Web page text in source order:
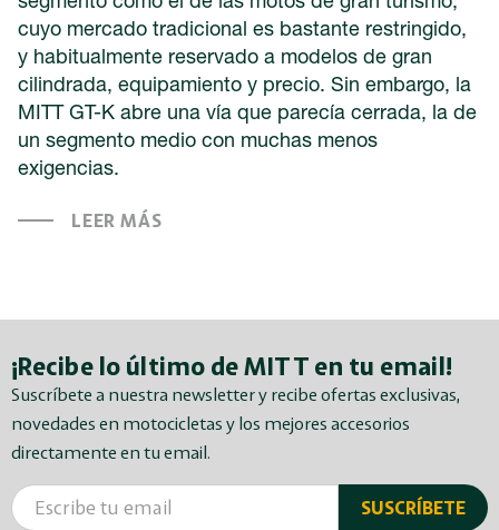
cuyo mercado tradicional es bastante restringido,
y habitualmente reservado a modelos de gran
cilindrada, equipamiento y precio. Sin embargo, la
MITT GT-K abre una vía que parecía cerrada, la de
un segmento medio con muchas menos
exigencias.
LEER MÁS
¡Recibe lo último de MITT en tu email!
Suscríbete a nuestra newsletter y recibe ofertas exclusivas,
novedades en motocicletas y los mejores accesorios
directamente en tu email.